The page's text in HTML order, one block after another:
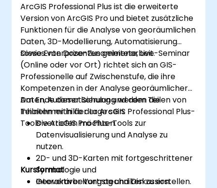
ArcGIS Professional Plus ist die erweiterte
Version von ArcGIS Pro und bietet zusätzliche
Funktionen für die Analyse von georäumlichen
Daten, 3D-Modellierung, Automatisierung
sowie Enterprise-Zusammenarbeit.
Dieses von Dozenten geleitete, Live-Seminar
(Online oder vor Ort) richtet sich an GIS-
Professionelle auf Zwischenstufe, die ihre
Kompetenzen in der Analyse georäumlicher
Daten, Automatisierung und dem Teilen von
Inhalten mithilfe der ArcGIS Professional Plus-
Tools vertiefen möchten.
Am Ende dieser Schulung werden die
Teilnehmer in der Lage sein:
Die ArcGIS Pro Plus-Tools zur
Datenvisualisierung und Analyse zu
nutzen.
2D- und 3D-Karten mit fortgeschrittener
Symbologie und
Geoverarbeitungstechniken zu erstellen.
Kursformat
Interaktiver Vortrag und Diskussion.